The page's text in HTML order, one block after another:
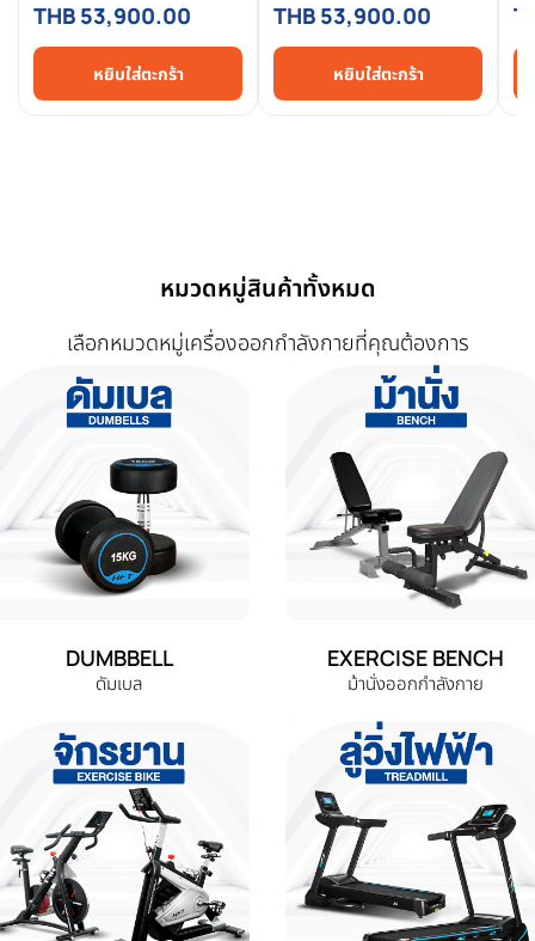
สำหรับฟิตเนสมืออาชีพ
THB 53,900.00
หยิบใส่ตะกร้า
หลังอย่างแม่นยำ
THB 53,900.00
หยิบใส่ตะกร้า
ใช้
หมวดหมู่สินค้าทั้งหมด
เลือกหมวดหมู่เครื่องออกกำลังกายที่คุณต้องการ
DUMBBELL
ดัมเบล
EXERCISE BENCH
ม้านั่งออกกำลังกาย